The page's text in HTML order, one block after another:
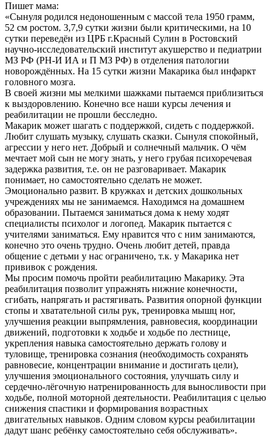
Пишет мама:
«Сынуля родился недоношенным с массой тела 1950 грамм,
52 см ростом. 3,7,9 сутки жизни были критическими, на 10
сутки переведён из ЦРБ г.Красный Сулин в Ростовский
научно-исследовательский институт акушерство и педиатрии
МЗ РФ (РН-И ИА и П МЗ РФ) в отделения патологии
новорождённых. На 15 сутки жизни Макарика был инфаркт
головного мозга.
В своей жизни мы мелкими шажками пытаемся приблизиться
к выздоровлению. Конечно все наши курсы лечения и
реабилитации не прошли бесследно.
Макарик может шагать с поддержкой, сидеть с поддержкой.
Любит слушать музыку, слушать сказки. Сынуля спокойный,
агрессии у него нет. Добрый и солнечный мальчик. О чём
мечтает мой сын не могу знать, у него грубая психоречевая
задержка развития, т.е. он не разговаривает. Макарик
понимает, но самостоятельно сделать не может.
Эмоционально развит. В кружках и детских дошкольных
учреждениях мы не занимаемся. Находимся на домашнем
образовании. Пытаемся заниматься дома к нему ходят
специалисты психолог и логопед. Макарик пытается с
учителями заниматься. Ему нравится что с ним занимаются,
конечно это очень трудно. Очень любит детей, правда
общение с детьми у нас ограничено, т.к. у Макарика нет
прививок с рождения.
Мы просим помочь пройти реабилитацию Макарику. Эта
реабилитация позволит упражнять нижние конечности,
сгибать, напрягать и растягивать. Развития опорной функции
стопы и хватательной силы рук, тренировка мышц ног,
улучшения реакции выпрямления, равновесия, координации
движений, подготовки к ходьбе и ходьбе по лестнице,
укрепления навыка самостоятельно держать голову и
туловище, тренировка сознания (необходимость сохранять
равновесие, концентрации внимание и достигать цели),
улучшения эмоционального состояния, улучшать силу и
сердечно-лёгочную натренированность для выносливости при
ходьбе, полной моторной деятельности. Реабилитация с целью
снижения спастики и формирования возрастных
двигательных навыков. Одним словом курсы реабилитации
дадут шанс ребёнку самостоятельно себя обслуживать».